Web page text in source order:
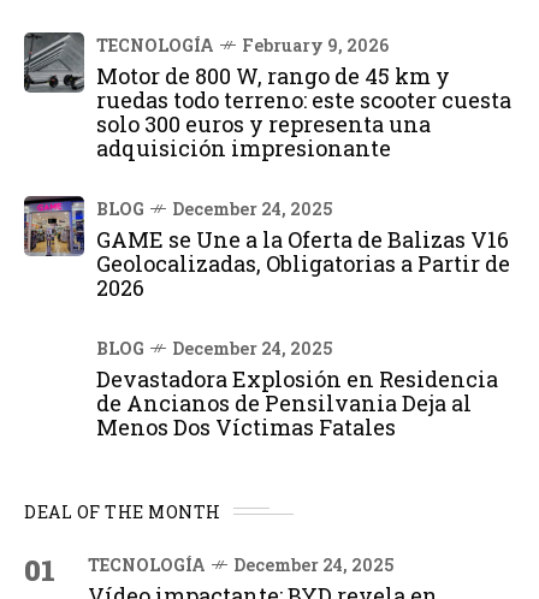
TECNOLOGÍA February 9, 2026
Motor de 800 W, rango de 45 km y
ruedas todo terreno: este scooter cuesta
solo 300 euros y representa una
adquisición impresionante
BLOG December 24, 2025
GAME se Une a la Oferta de Balizas V16
Geolocalizadas, Obligatorias a Partir de
2026
BLOG December 24, 2025
Devastadora Explosión en Residencia
de Ancianos de Pensilvania Deja al
Menos Dos Víctimas Fatales
DEAL OF THE MONTH
01 TECNOLOGÍA December 24, 2025